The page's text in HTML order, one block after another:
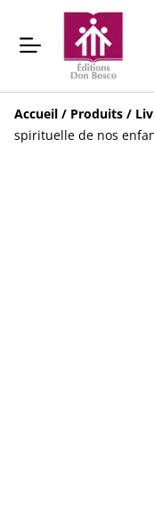
Accueil / Produits /
spirituelle de nos